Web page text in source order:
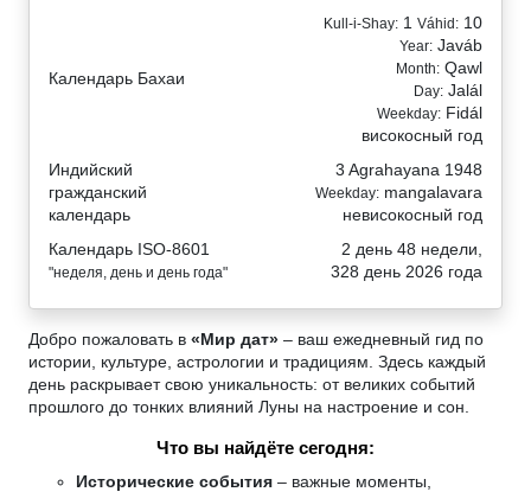
Календарь Бахаи
Kull-i-Shay: 1 Váhid: 10
Year: Javáb
Month: Qawl
Day: Jalál
Weekday: Fidál
високосный год
Индийский
гражданский
календарь
3 Agrahayana 1948
Weekday: mangalavara
невисокосный год
Календарь ISO-8601
"неделя, день и день года"
2 день 48 недели,
328 день 2026 года
Добро пожаловать в «Мир дат» – ваш ежедневный гид по
истории, культуре, астрологии и традициям. Здесь каждый
день раскрывает свою уникальность: от великих событий
прошлого до тонких влияний Луны на настроение и сон.
Что вы найдёте сегодня:
Исторические события – важные моменты,